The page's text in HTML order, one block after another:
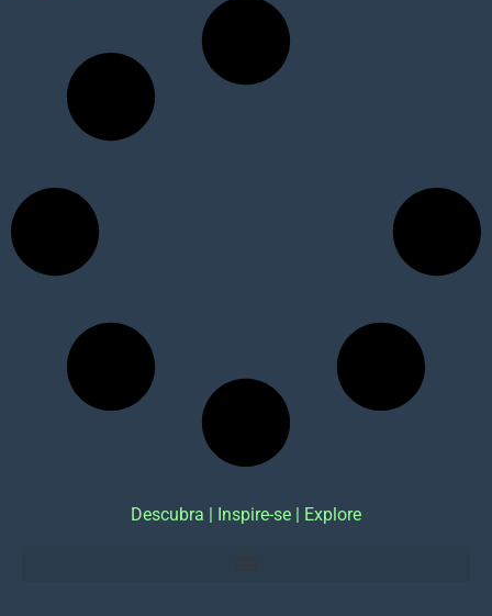
Descubra | Inspire-se | Explore